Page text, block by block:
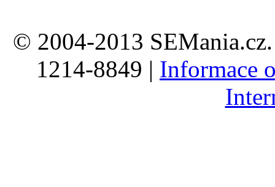
© 2004-2013
1214-8849 | Informace